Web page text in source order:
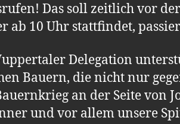
Das soll zeitlich vor
ab 10 Uhr stattfindet,
Delegation
Bauern, die nicht nur
an der Seite von
und vor allem unsere